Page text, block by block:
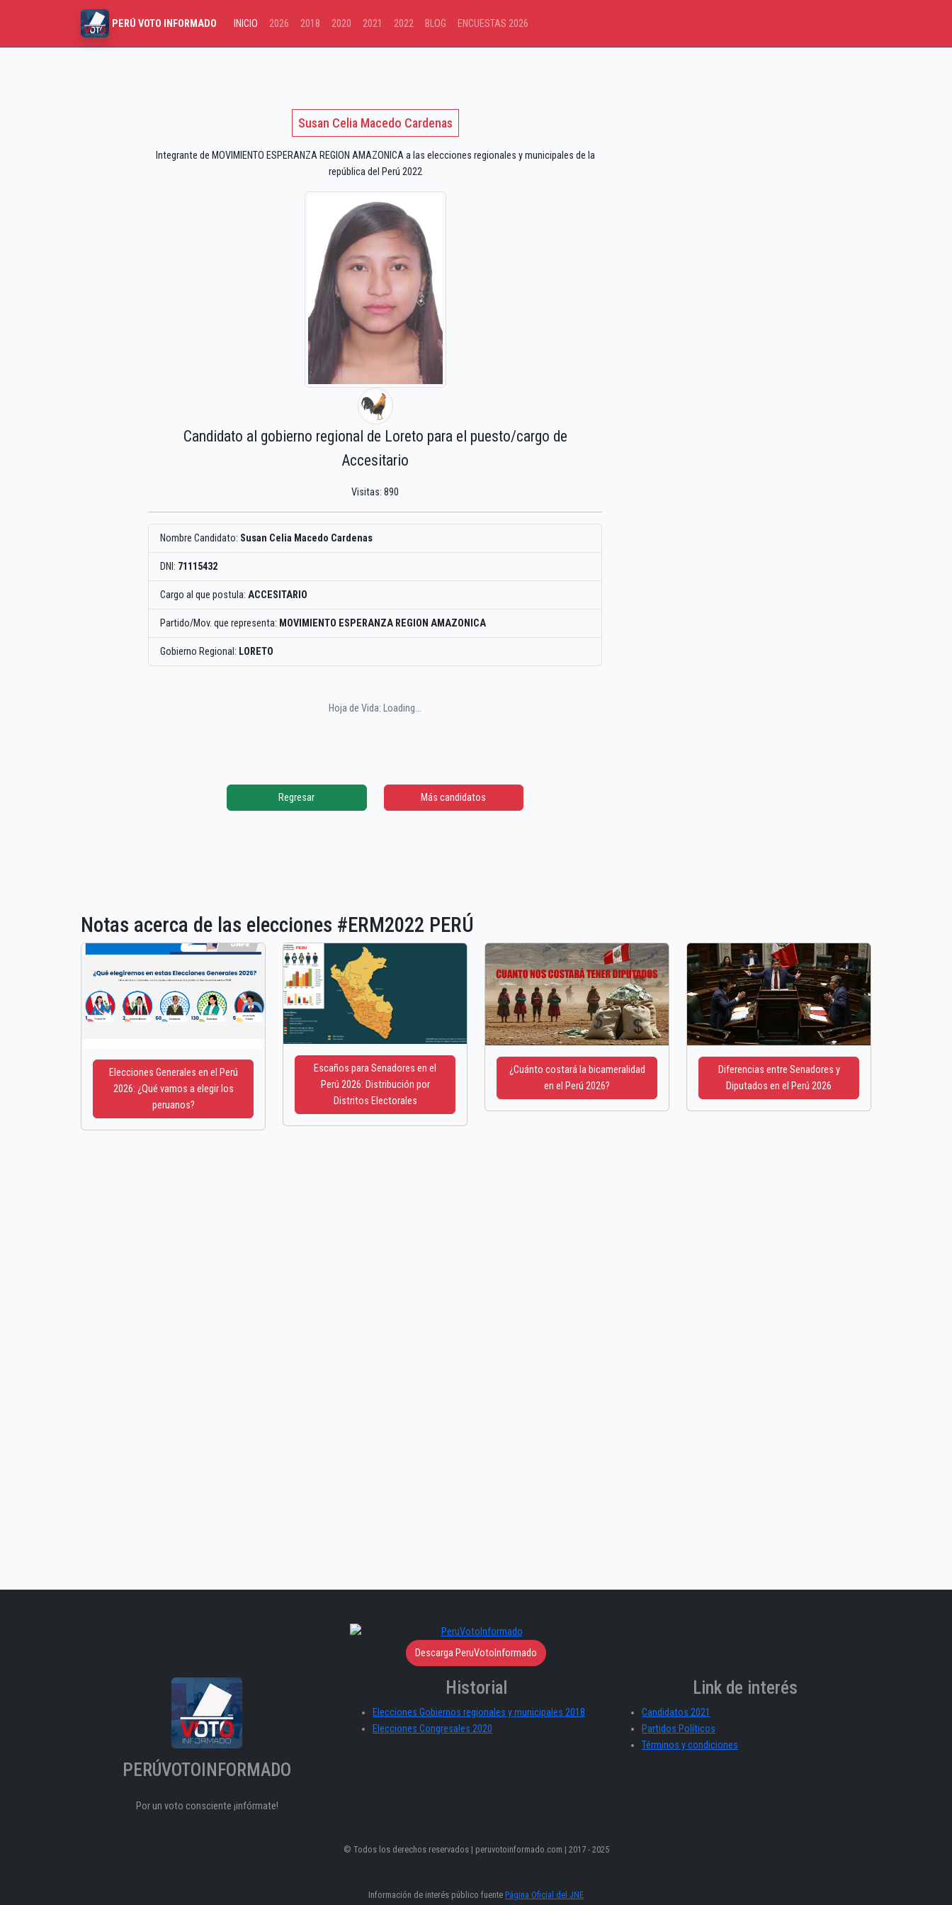
PERÚ VOTO INFORMADO INICIO 2026 2018 2020 2021 2022 BLOG ENCUESTAS 2026
Susan Celia Macedo Cardenas
Integrante de MOVIMIENTO ESPERANZA REGION AMAZONICA a las elecciones regionales y municipales de la
república del Perú 2022
Candidato al gobierno regional de Loreto para el puesto/cargo de
Accesitario
Visitas: 890
Nombre Candidato: Susan Celia Macedo Cardenas
DNI: 71115432
Cargo al que postula: ACCESITARIO
Partido/Mov. que representa: MOVIMIENTO ESPERANZA REGION AMAZONICA
Gobierno Regional: LORETO
Hoja de Vida: Loading...
Regresar Más candidatos
Notas acerca de las elecciones #ERM2022 PERÚ
Elecciones Generales en el Perú
2026: ¿Qué vamos a elegir los
peruanos?
Escaños para Senadores en el
Perú 2026: Distribución por
Distritos Electorales
¿Cuánto costará la bicameralidad
en el Perú 2026?
Diferencias entre Senadores y
Diputados en el Perú 2026
Descarga PeruVotoInformado
PERÚVOTOINFORMADO
Por un voto consciente ¡infórmate!
Historial
Elecciones Gobiernos regionales y municipales 2018
Elecciones Congresales 2020
Link de interés
Candidatos 2021
Partidos Políticos
Términos y condiciones
© Todos los derechos reservados | peruvotoinformado.com | 2017 - 2025
Información de interés público fuente Página Oficial del JNE